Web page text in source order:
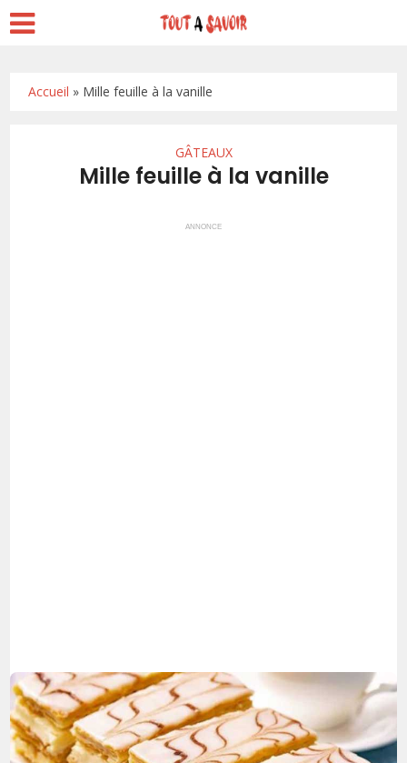
Accueil » Mille feuille à la vanille
GÂTEAUX
Mille feuille à la vanille
ANNONCE